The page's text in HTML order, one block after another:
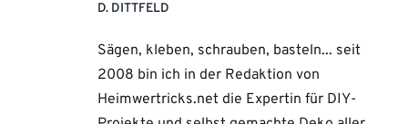
D. DITTFELD
Sägen, kleben, schrauben, basteln... seit
2008 bin ich in der Redaktion von
Heimwertricks.net die Expertin für DIY-